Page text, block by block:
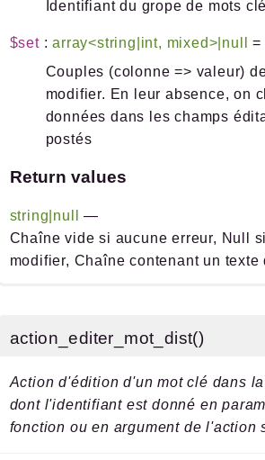
Identifiant du grope de mots
$set:array<string|int, mixed>|null =
Couples (colonne => valeur)
modifier. En leur absence, on
données dans les champs
postés
Return values
string|null
—
Chaîne vide si aucune erreur, Null
modifier, Chaîne contenant un texte
action_editer_mot_dist()
Action d'édition d'un mot clé dans
dont l'identifiant est donné en
fonction ou en argument de l'action